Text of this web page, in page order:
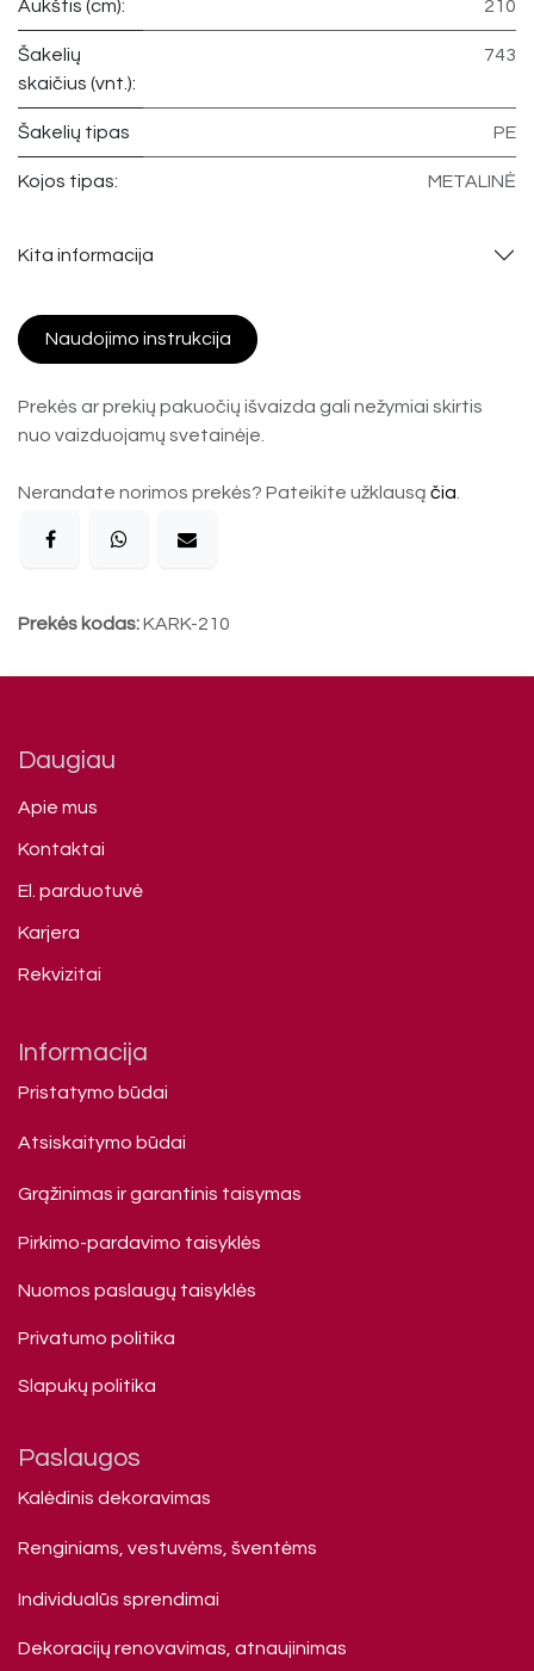
Aukštis (cm): 210
Šakelių
skaičius (vnt.):
743
Šakelių tipas PE
Kojos tipas: METALINĖ
Kita informacija
Naudojimo instrukcija
Prekės ar prekių pakuočių išvaizda gali nežymiai skirtis
nuo vaizduojamų svetainėje.
Nerandate norimos prekės? Pateikite užklausą čia
Prekės kodas:KARK-210
Daugiau
Apie mus
Kontaktai
El. parduotuvė
Karjera
Rekvizitai
Informacija
Pristatymo būdai
Atsiskaitymo būdai
Grąžinimas ir garantinis taisymas
Pirkimo-pardavimo taisyklės
Nuomos paslaugų taisyklės
Privatumo politika
Slapukų politika
Paslaugos
Kalėdinis dekoravimas
Renginiams, vestuvėms, šventėms
Individualūs sprendimai
Dekoracijų renovavimas, atnaujinimas